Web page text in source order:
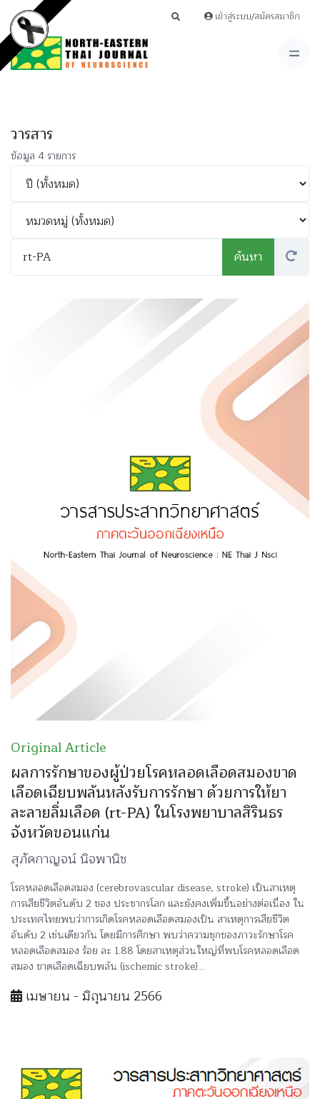
เข้าสู่ระบบ/สมัครสมาชิก
วารสาร
ข้อมูล 4 รายการ
Original Article
ผลการรักษาของผู้ป่วยโรคหลอดเลือดสมองขาด
เลือดเฉียบพลันหลังรับการรักษา ด้วยการให้ยา
ละลายลิ่มเลือด (rt-PA) ในโรงพยาบาลสิรินธร
จังหวัดขอนแก่น
สุภัคกาญจน์ นิจพานิช
โรคหลอดเลือดสมอง (cerebrovascular disease, stroke) เป็นสาเหตุ
การเสียชีวิตอันดับ 2 ของ ประชากรโลก และยังคงเพิ่มขึ้นอย่างต่อเนื่อง ใน
ประเทศไทยพบว่าการเกิดโรคหลอดเลือดสมองเป็น สาเหตุการเสียชีวิต
อันดับ 2 เช่นเดียวกัน โดยมีการศึกษา พบว่าความชุกของภาวะรักษาโรค
หลอดเลือดสมอง ร้อย ละ 1.88 โดยสาเหตุส่วนใหญ่ที่พบโรคหลอดเลือด
สมอง ขาดเลือดเฉียบพลัน (ischemic stroke)...
เมษายน - มิถุนายน 2566